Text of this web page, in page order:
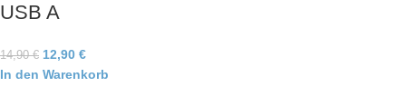
USB A
14,90€ 12,90 €
In den Warenkorb